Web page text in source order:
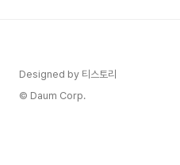
Designed by 티스토리
© Daum Corp.